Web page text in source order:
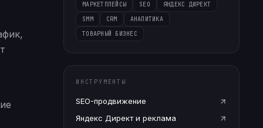
МАРКЕТПЛЕЙСЫ
SEO
ЯНДЕКС ДИРЕКТ
SMM
CRM
АНАЛИТИКА
ТОВАРНЫЙ БИЗНЕС
ИНСТРУМЕНТЫ
SEO-продвижение
Яндекс Директ и реклама